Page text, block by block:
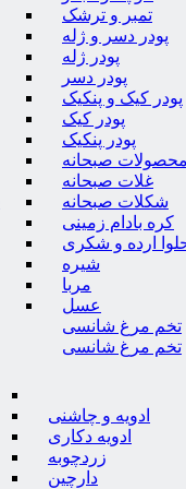
تمبر و ترشک
پودر دسر و ژله
پودر ژله
پودر دسر
پودر کیک و پنکیک
پودر کیک
پودر پنکیک
صبحانه
غلات صبحانه
شکلات صبحانه
کره بادام زمینی
ارده و شکری
شیره
مربا
عسل
تخم مرغ شانسی
تخم مرغ شانسی
ادویه و چاشنی
ادویه دکاری
زردچوبه
دارچین